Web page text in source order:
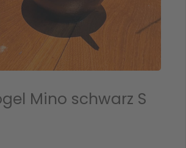
Mino schwarz S